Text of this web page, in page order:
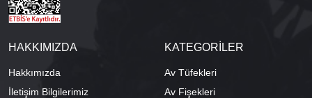
HAKKIMIZDA
Hakkımızda
İletişim Bilgilerimiz
KATEGORİLER
Av Tüfekleri
Av Fişekleri